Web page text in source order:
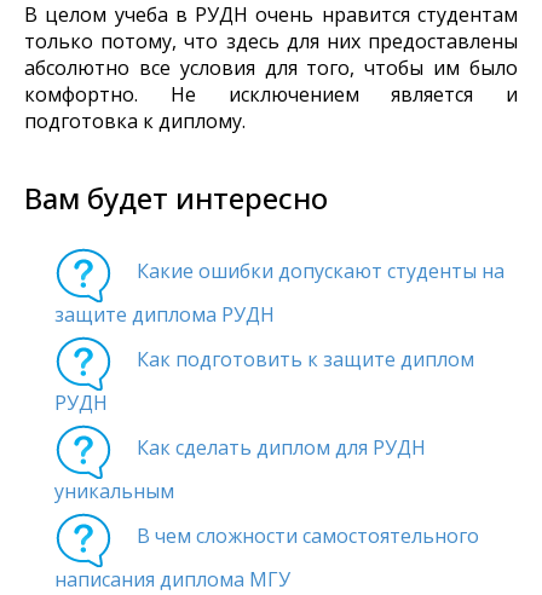
В целом учеба в РУДН очень нравится студентам
только потому, что здесь для них предоставлены
абсолютно все условия для того, чтобы им было
комфортно. Не исключением является и
подготовка к диплому.
Вам будет интересно
Какие ошибки допускают студенты на
защите диплома РУДН
Как подготовить к защите диплом
РУДН
Как сделать диплом для РУДН
уникальным
В чем сложности самостоятельного
написания диплома МГУ